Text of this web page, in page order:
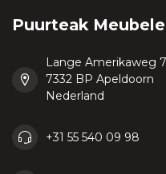
Puurteak
Lange Amerikaweg
7332 BP Apeldoorn
Nederland
+31 55 540 09 98